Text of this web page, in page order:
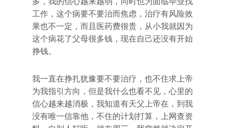
工作，这个病要不要治而焦虑，治疗有风险效
果也不一定，而且医药费很贵，从小我就因为
这个病花了父母很多钱，现在自己还没有开始
挣钱。
我一直在挣扎犹豫要不要治疗，也不住求上帝
为我指引方向，但是我什么也看不见，心里的
信心越来越消极，我知道有天父上帝在，到我
没有唯一信靠他，不住的计划打算，上网查资